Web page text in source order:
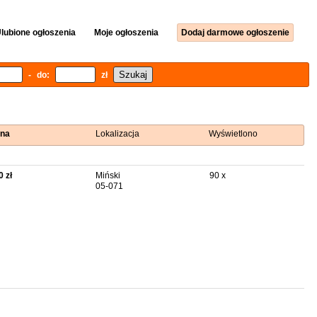
ogłoszenia Moje ogłoszenia Dodaj darmowe ogłoszenie
- do: zł
Lokalizacja Wyświetlono
zł
Miński
05-071
90 x